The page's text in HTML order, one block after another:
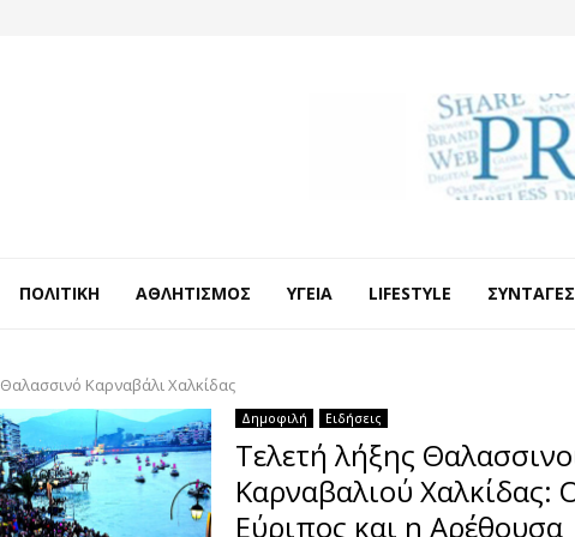
ΠΟΛΙΤΙΚΉ ΑΘΛΗΤΙΣΜΌΣ ΥΓΕΊΑ LIFESTYLE ΣΥΝΤΑΓΈΣ
Θαλασσινό Καρναβάλι Χαλκίδας
Δημοφιλή Ειδήσεις
Τελετή λήξης
Καρναβαλιού Χαλκίδας:
Εύριπος και η Αρέθουσα